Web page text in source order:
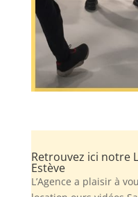
Retrouvez ici notre
Estève
L’Agence a plaisir à